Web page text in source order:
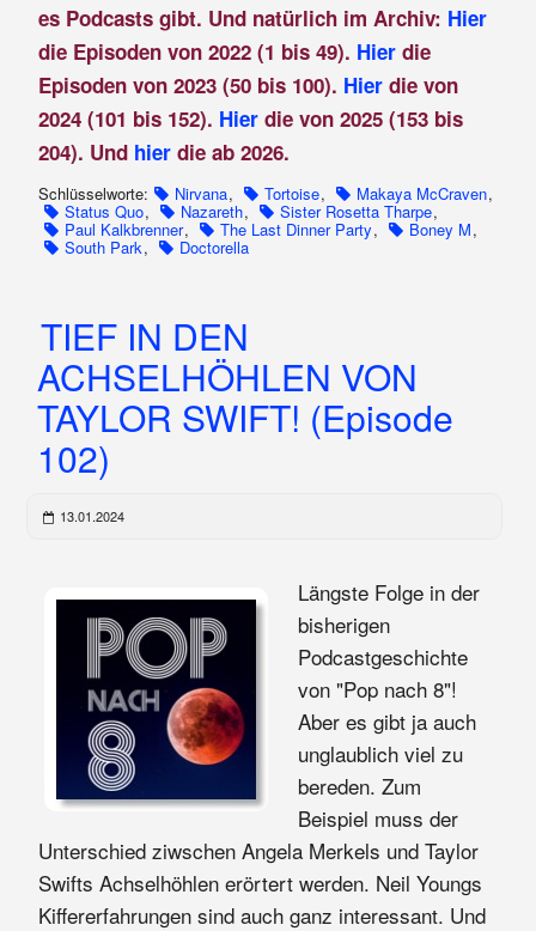
es Podcasts gibt. Und natürlich im Archiv: Hier
die Episoden von 2022 (1 bis 49). Hierdie
Episoden von 2023 (50 bis 100). Hier die von
2024 (101 bis 152). Hier die von 2025 (153 bis
204). Und hier die ab 2026.
Schlüsselworte: Nirvana, Tortoise, Makaya McCraven,
Status Quo, Nazareth, Sister Rosetta Tharpe,
Paul Kalkbrenner, The Last Dinner Party, Boney M,
South Park, Doctorella
TIEF IN DEN
ACHSELHÖHLEN VON
TAYLOR SWIFT! (Episode
102)
13.01.2024
Längste Folge in der
bisherigen
Podcastgeschichte
von "Pop nach 8"!
Aber es gibt ja auch
unglaublich viel zu
bereden. Zum
Beispiel muss der
Unterschied ziwschen Angela Merkels und Taylor
Swifts Achselhöhlen erörtert werden. Neil Youngs
Kiffererfahrungen sind auch ganz interessant. Und